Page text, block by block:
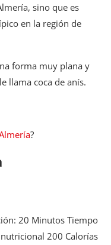
sino que es
en la región de
forma muy plana y
llama coca de anís.
?
20 Minutos Tiempo
200 Calorías